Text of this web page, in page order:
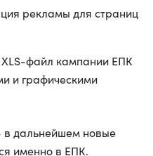
рекламы для страниц
XLS-файл кампании ЕПК
и графическими
дальнейшем новые
именно в ЕПК.